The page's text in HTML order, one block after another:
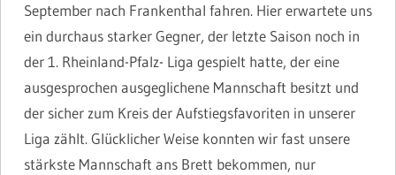
September nach Frankenthal fahren. Hier erwartete uns
ein durchaus starker Gegner, der letzte Saison noch in
der 1. Rheinland-Pfalz- Liga gespielt hatte, der eine
ausgesprochen ausgeglichene Mannschaft besitzt und
der sicher zum Kreis der Aufstiegsfavoriten in unserer
Liga zählt. Glücklicher Weise konnten wir fast unsere
stärkste Mannschaft ans Brett bekommen, nur